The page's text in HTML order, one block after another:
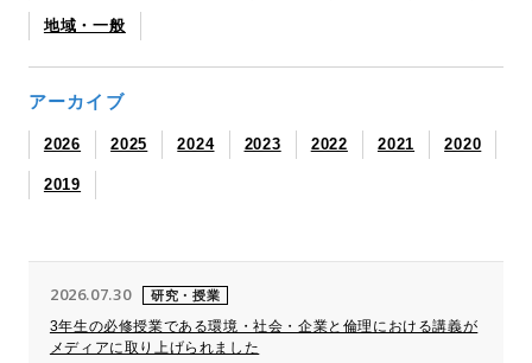
地域・一般
アーカイブ
2026 2025 2024 2023 2022 2021 2020
2019
2026.07.30 研究・授業
3年生の必修授業である環境・社会・企業と倫理における講義が
メディアに取り上げられました